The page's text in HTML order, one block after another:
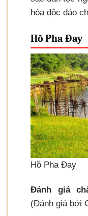
hóa độc đáo
Hồ Pha Đay
Hồ Pha Đay
Đánh giá
(Đánh giá bởi